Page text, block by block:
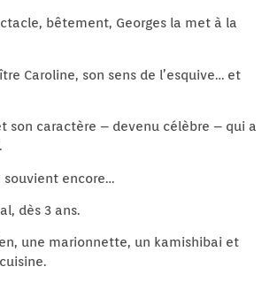
bêtement, Georges la met à la
Caroline, son sens de l’esquive… et
son caractère – devenu célèbre – qui a
souvient encore…
dès 3 ans.
une marionnette, un kamishibai et